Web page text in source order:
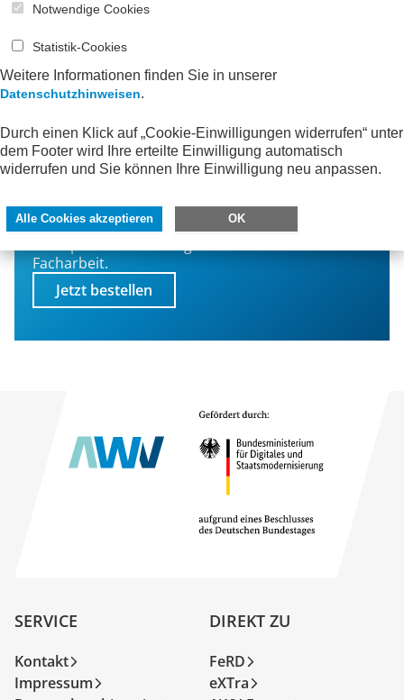
Bleiben Sie informiert!
Mit dem AWV-Newsletter erfahren Sie von neuen
Publikationen, interessanten Veranstaltungen
Facharbeit.
Jetzt bestellen
SERVICE
Kontakt
Impressum
DIREKT ZU
FeRD
eXTra
Notwendige Cookies
Statistik-Cookies
Weitere Informationen finden Sie in unserer
Datenschutzhinweisen.
Durch einen Klick auf „Cookie-Einwilligungen widerrufen“ unter
dem Footer wird Ihre erteilte Einwilligung automatisch
widerrufen und Sie können Ihre Einwilligung neu anpassen.
Alle Cookies akzeptieren OK